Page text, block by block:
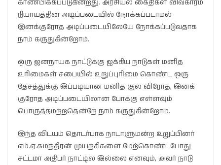
காண்பிக்கப்படுகின்றது. அரசியல் கைதிகள் விவகாரம்
நியாயத்தின் அடிப்படையில் நோக்கப்படாமல்
இனக்குரோத அடிப்படையிலேயே நோக்கப்படுவதாக
நாம் கருதுகின்றோம்.
ஒரு ஜனநாயக நாட்டுக்கு ஐக்கிய நாடுகள் மனித
உரிமைகள் சபையில் உறுப்புரிமை கொண்ட ஒரு
தேசத்துக்கு இப்படியான மனித குல விரோத, இனக்
குரோத அடிப்படையிலான போக்கு எள்ளவும்
பொருத்தமற்றதென்றே நாம் கருதுகின்றோம்.
இந்த விடயம் தொடர்பாக நாடாளுமன்ற உறுப்பினர்
எம்.ஏ.சுமந்திரன் முயற்சிகளை மேற்கொண்டபோது
சட்டமா அதிபர் நாட்டில் இல்லை எனவும், அவர் நாடு